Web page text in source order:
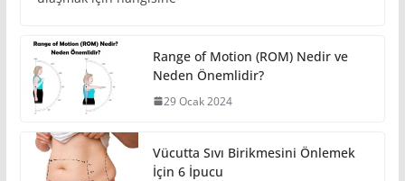
Range of Motion (ROM) Nedir ve
Neden Önemlidir?
29 Ocak 2024
Vücutta Sıvı Birikmesini Önlemek
İçin 6 İpucu